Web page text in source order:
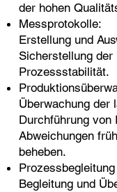
der hohen
Messprotokolle:
Erstellung und
Sicherstellung der
Prozessstabilität.
Überwachung der
Durchführung von
Abweichungen
beheben.
Begleitung und